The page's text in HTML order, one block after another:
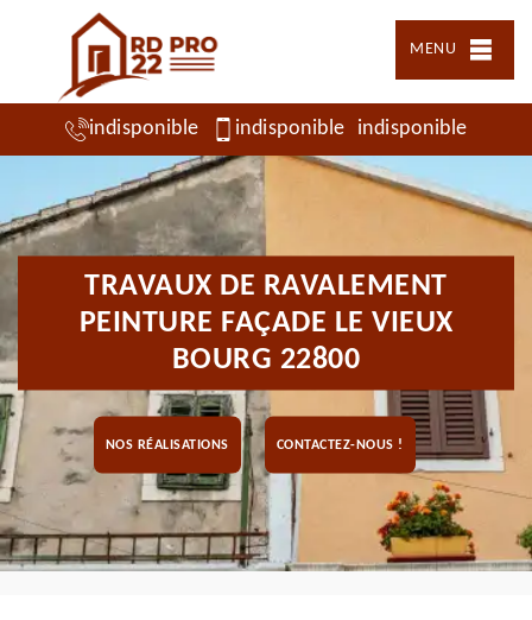
MENU
indisponible indisponible indisponible
TRAVAUX DE RAVALEMENT
PEINTURE FAÇADE LE VIEUX
BOURG 22800
NOS RÉALISATIONS CONTACTEZ-NOUS !